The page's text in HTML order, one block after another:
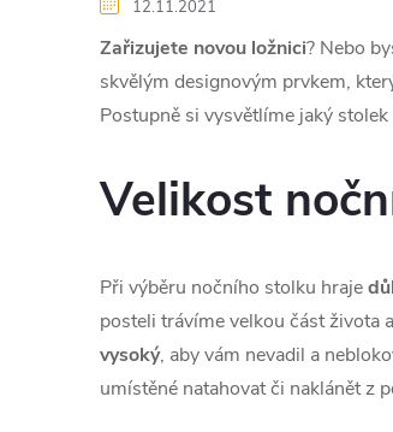
12.11.2021
Zařizujete novou ložnici? Nebo
skvělým designovým prvkem,
Postupně si vysvětlíme jaký
Velikost
Při výběru nočního stolku hraje
posteli trávíme velkou část života
vysoký, aby vám nevadil a
umístěné natahovat či naklánět z